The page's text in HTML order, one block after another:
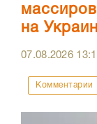
на
07.08.2026
Комментарии